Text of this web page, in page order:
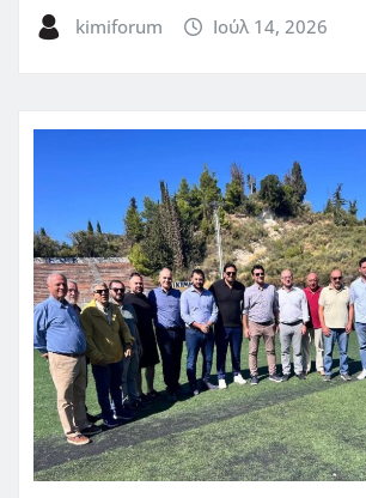
kimiforum Ιούλ 14, 2026